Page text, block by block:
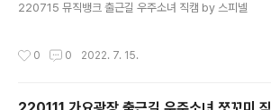
220715 뮤직뱅크 출근길 우주소녀 직캠 by 스피넬
0 0 2022. 7. 15.